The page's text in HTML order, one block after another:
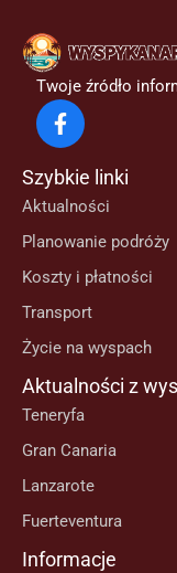
ją
na
Teneryfie
Twoje źródło
Szybkie linki
Aktualności
Planowanie podróży
Koszty i płatności
Transport
Życie na wyspach
Aktualności z
Teneryfa
Gran Canaria
Lanzarote
Fuerteventura
Informacje